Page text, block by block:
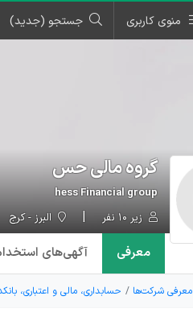
منوی کاربری جستجو (جدید)
گروه مالی حس
hess Financial group
زیر ۱۰ نفر
البرز - کرج
معرفی آگهی‌های
معرفی شرکت‌ها حسابداری، مالی و اعتباری،